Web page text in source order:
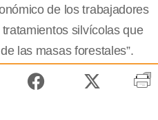
de los trabajadores
silvícolas que
las masas forestales”.